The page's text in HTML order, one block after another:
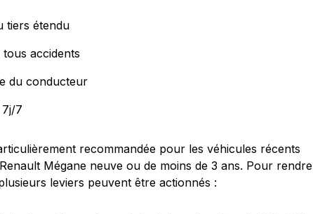
tiers étendu
tous accidents
du conducteur
7j/7
recommandée pour les véhicules récents
Mégane neuve ou de moins de 3 ans. Pour rendre
leviers peuvent être actionnés :